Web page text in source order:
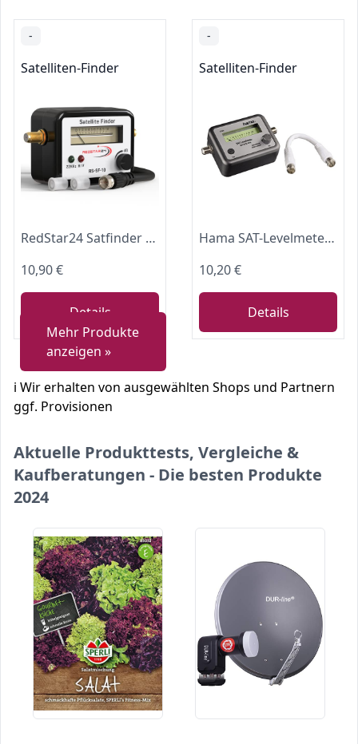
-
Satelliten-Finder
RedStar24 Satfinder | SAT Signal Messgerät mit Ton & F-Verbindungskabel zur Justierung Ihrer digitalen Satelliten Schüssel | Digital Satelliten Finder
10,90 €
Details
-
Satelliten-Finder
Hama SAT-Levelmeter analog
10,20 €
Details
Mehr Produkte
anzeigen »
ℹ️ Wir erhalten von ausgewählten Shops und Partnern
ggf. Provisionen
Aktuelle Produkttests, Vergleiche &
Kaufberatungen - Die besten Produkte
2024